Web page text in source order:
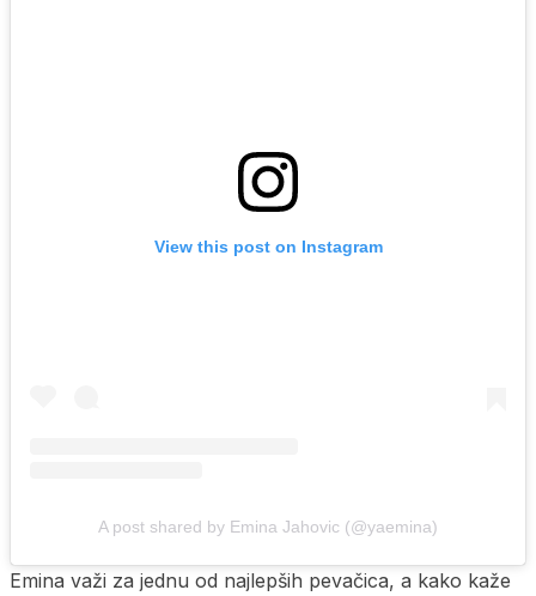
View this post on Instagram
A post shared by Emina Jahovic (@yaemina)
Emina važi za jednu od najlepših pevačica, a kako kaže